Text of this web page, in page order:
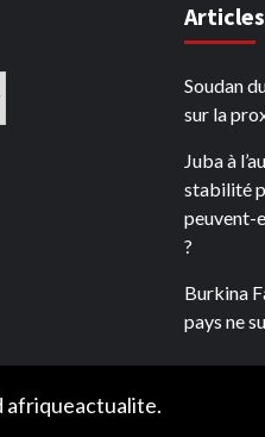
Soudan
sur la
Juba à
stabilité
peuvent-
?
Burkina
pays ne
afriqueactualite.